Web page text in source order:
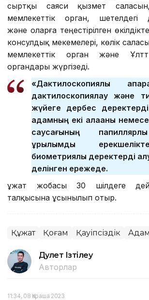
сыртқы саяси қызмет
мемлекеттік орган, шетелдегі
және оларға теңестірілген
консулдық мекемелері, көлік
мемлекеттік орган және
органдары жүргізеді.
«Дактилоскопиялық
дактилоскопиялау және
жүйеге дербес деректерді
адамның екі алақаны
саусағының
құрылымдық
биометриялық деректерді
делінген ережеде.
Құжат жобасы 30 шілдеге
талқысына ұсынылып отыр.
Құжат Қоғам Қауіпсіздік
Дәулет Ізтілеу
Авторлар
11:34, 08 Қараша 2023